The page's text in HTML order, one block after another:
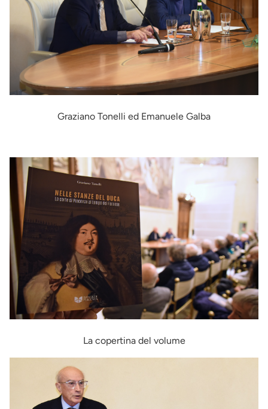
Graziano Tonelli ed Emanuele Galba
Immagine
La copertina del volume